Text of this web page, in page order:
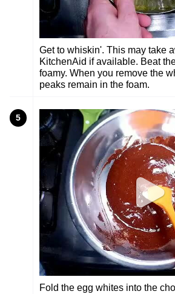
Get to whiskin'. This may take
KitchenAid if available. Beat
foamy. When you remove the
peaks remain in the foam.
5
Fold the egg whites into the